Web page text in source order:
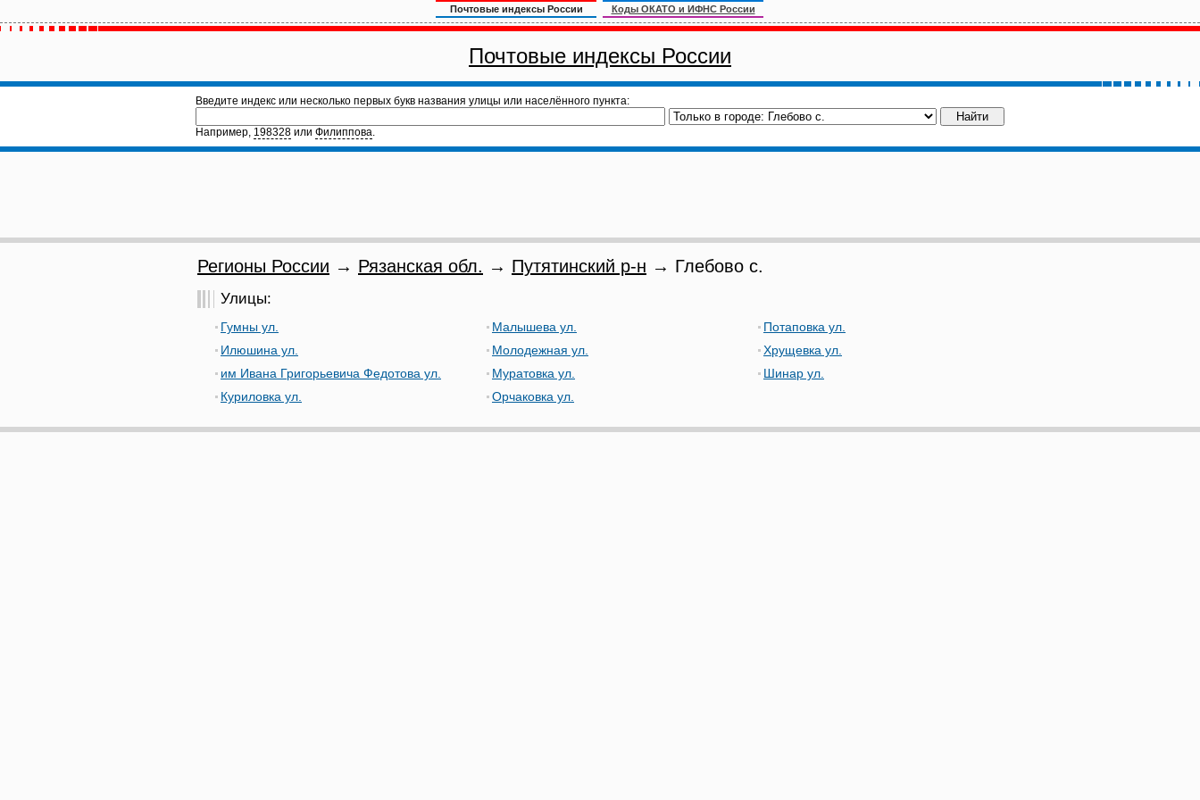
Почтовые индексы России Коды ОКАТО и ИФНС России
Почтовые индексы России
Введите индекс или несколько первых букв названия улицы или населённого пункта:
Например, 198328 или Филиппова.
Регионы России → Рязанская обл. → Путятинский р-н → Глебово с.
Улицы:
Гумны ул.
Илюшина ул.
им Ивана Григорьевича Федотова ул.
Куриловка ул.
Малышева ул.
Молодежная ул.
Муратовка ул.
Орчаковка ул.
Потаповка ул.
Хрущевка ул.
Шинар ул.